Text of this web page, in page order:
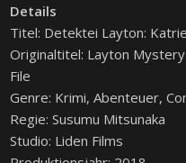
Details
Titel: Detektei Layton:
Originaltitel: Layton
File
Genre: Krimi, Abenteuer,
Regie: Susumu Mitsunaka
Studio: Liden Films